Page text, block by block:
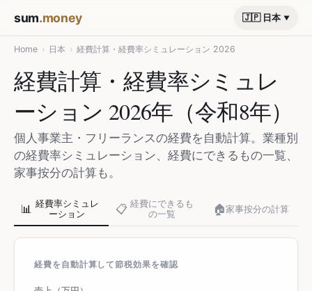
sum.money 🇯🇵 日本
Home › 日本 › 経費計算・経費率シミュレーション 2026
経費計算・経費率シミュレ
ーション 2026年（令和8年）
個人事業主・フリーランスの経費を自動計算。業種別
の経費率シミュレーション、経費にできるもの一覧、
家事按分の計算も。
📊 経費率シミュレ
ーション
📋 経費にできるも
の一覧
🏠家事按分の計算
経費を自動計算して節税効果を確認